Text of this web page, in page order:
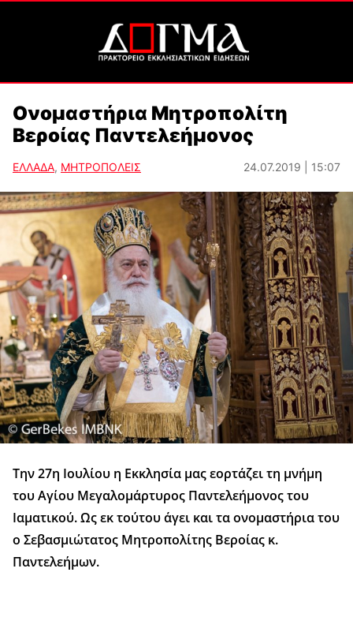
Ονομαστήρια Μητροπολίτη
Βεροίας Παντελεήμονος
ΕΛΛΑΔΑ, ΜΗΤΡΟΠΟΛΕΙΣ 24.07.2019 | 15:07
Την 27η Ιουλίου η Εκκλησία μας εορτάζει τη μνήμη
του Αγίου Μεγαλομάρτυρος Παντελεήμονος του
Ιαματικού. Ως εκ τούτου άγει και τα ονομαστήρια του
ο Σεβασμιώτατος Μητροπολίτης Βεροίας κ.
Παντελεήμων.